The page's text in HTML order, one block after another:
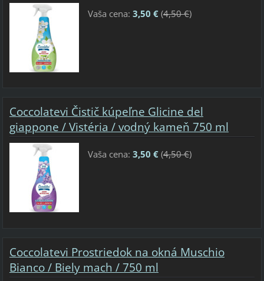
Vaša cena: 3,50 €(4,50 €)
Coccolatevi Čistič kúpeľne Glicine del
giappone / Vistéria / vodný kameň 750 ml
Vaša cena: 3,50 €(4,50 €)
Coccolatevi Prostriedok na okná Muschio
Bianco / Biely mach / 750 ml